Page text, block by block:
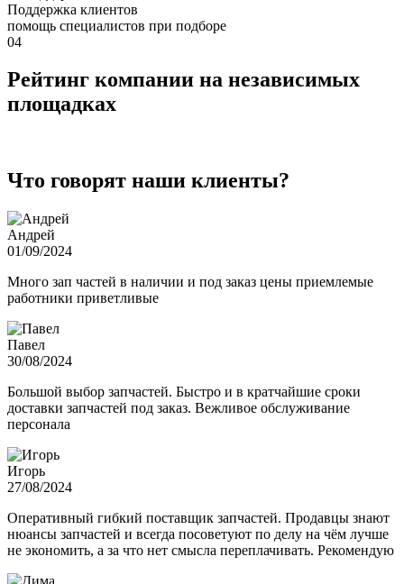
Поддержка клиентов
помощь специалистов при подборе
04
Рейтинг компании на независимых
площадках
Что говорят наши клиенты?
Андрей
01/09/2024
Много зап частей в наличии и под заказ цены приемлемые
работники приветливые
Павел
30/08/2024
Большой выбор запчастей. Быстро и в кратчайшие сроки
доставки запчастей под заказ. Вежливое обслуживание
персонала
Игорь
27/08/2024
Оперативный гибкий поставщик запчастей. Продавцы знают
нюансы запчастей и всегда посоветуют по делу на чём лучше
не экономить, а за что нет смысла переплачивать. Рекомендую